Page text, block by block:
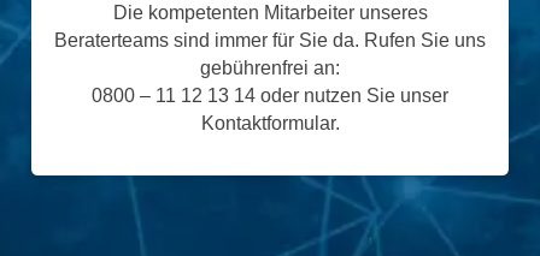
Die kompetenten Mitarbeiter unseres
Beraterteams sind immer für Sie da. Rufen Sie uns
gebührenfrei an:
0800 – 11 12 13 14 oder nutzen Sie unser
Kontaktformular.